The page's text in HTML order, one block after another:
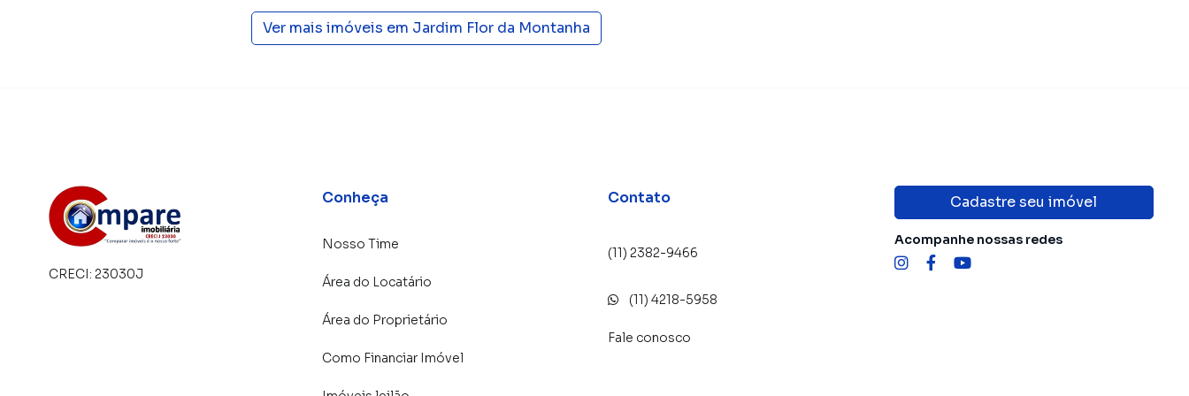
imobiliárias tradicionais. Já vendemos e locamos diversos imóveis em Guarulhos, especialmente em
Jardim Flor da Montanha. Isso porque temos uma equipe de marketing digital focada em produzir
Ver mais imóveis em Jardim Flor da Montanha
CRECI: 23030J
Conheça
Nosso Time
Área do Locatário
Área do Proprietário
Como Financiar Imóvel
Contato
(11) 2382-9466
(11) 4218-5958
Fale conosco
Cadastre seu imóvel
Acompanhe nossas redes